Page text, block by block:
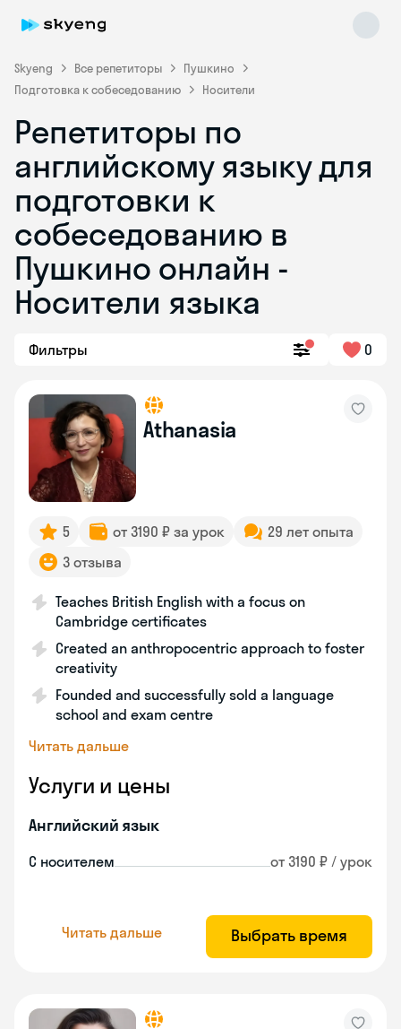
Skyeng Все репетиторы
Пушкино
Подготовка к собеседованию
Носители
Репетиторы по
английскому языку для
подготовки к
собеседованию в
Пушкино онлайн -
Носители языка
Фильтры 0
Athanasia
5 от 3190 ₽ за урок
29 лет опыта
3 отзыва
Teaches British English with a focus on
Cambridge certificates
Created an anthropocentric approach to foster
creativity
Founded and successfully sold a language
school and exam centre
Читать дальше
Услуги и цены
Английский язык
С носителем от 3190 ₽ / урок
Читать дальше Выбрать время
Skyeng Chat